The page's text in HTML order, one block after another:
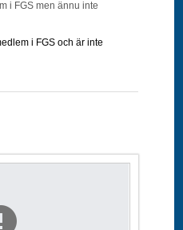
i FGS men ännu inte
i FGS och är inte